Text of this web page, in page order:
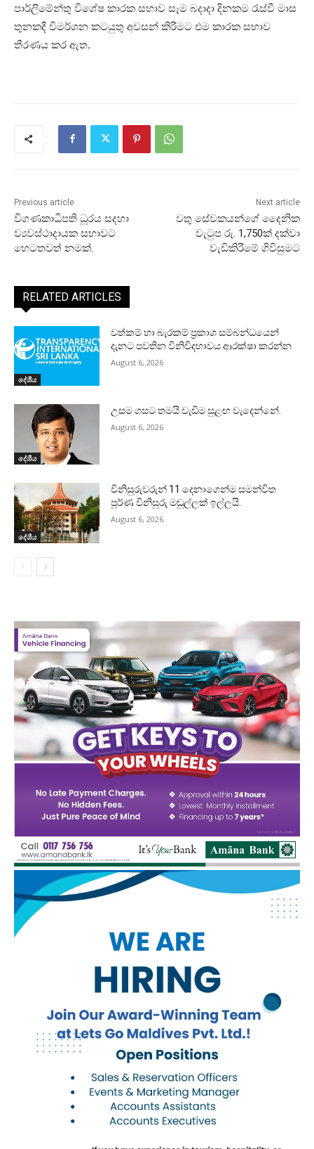
පාර්ලිමේන්තු විශේෂ කාරක සභාව සෑම බදාදා දිනකම රැස්වී මාස
තුනකදී විමර්ශන කටයුතු අවසන් කිරීමට එම කාරක සභාව
තීරණය කර ඇත.
Previous article
විගණකාධිපති ධූරය සදහා
ව්‍යවස්ථාදායක සභාවට
හෙටතවත් නමක්.
Next article
වතු සේවකයන්ගේ දෛනික
වැටුප රු. 1,750ක් දක්වා
වැඩිකිරීමේ ගිවිසුමට
RELATED ARTICLES
දේශීය
වත්කම් හා බැරකම් ප්‍රකාශ සම්බන්ධයෙන්
දැනට පවතින විනිවිදභාවය ආරක්ෂා කරන්න
August 6, 2026
දේශීය
උසම ගසට තමයි වැඩිම සුළඟ වැදෙන්නේ.
August 6, 2026
දේශීය
විනිසුරුවරුන් 11 දෙනාගෙන්ම සමන්විත
පූර්ණ විනිසුරු මඬුල්ලක් ඉල්ලයි.
August 6, 2026